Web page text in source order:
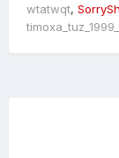
wtatwqt
timoxa_tuz_1999_